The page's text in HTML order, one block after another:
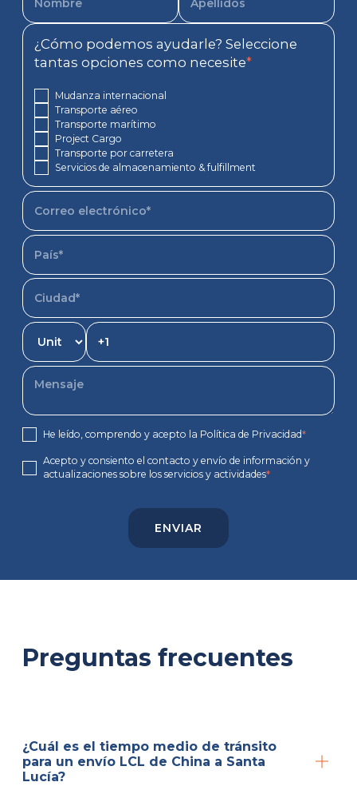
¿Cómo podemos ayudarle? Seleccione
tantas opciones como necesite*
Mudanza internacional
Transporte aéreo
Transporte marítimo
Project Cargo
Transporte por carretera
Servicios de almacenamiento & fulfillment
He leído, comprendo y acepto la Política de Privacidad*
Acepto y consiento el contacto y envío de información y
actualizaciones sobre los servicios y actividades*
Preguntas frecuentes
¿Cuál es el tiempo medio de tránsito
para un envío LCL de China a Santa
Lucía?